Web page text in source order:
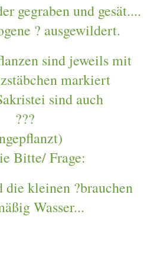
gegraben und gesät....
? ausgewildert.
sind jeweils mit
markiert
sind auch
???
Bitte/ Frage:
die kleinen ?brauchen
Wasser...